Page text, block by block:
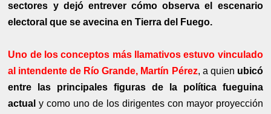
sectores y dejó entrever cómo observa el escenario
electoral que se avecina en Tierra del Fuego.
Uno de los conceptos más llamativos estuvo vinculado
al intendente de Río Grande, Martín Pérez, a quien ubicó
entre las principales figuras de la política fueguina
actual y como uno de los dirigentes con mayor proyección